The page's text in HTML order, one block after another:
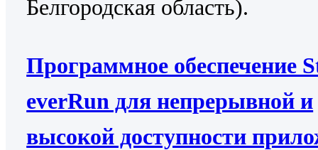
Белгородская область).
Программное обеспечение
everRun для непрерывной и
высокой доступности